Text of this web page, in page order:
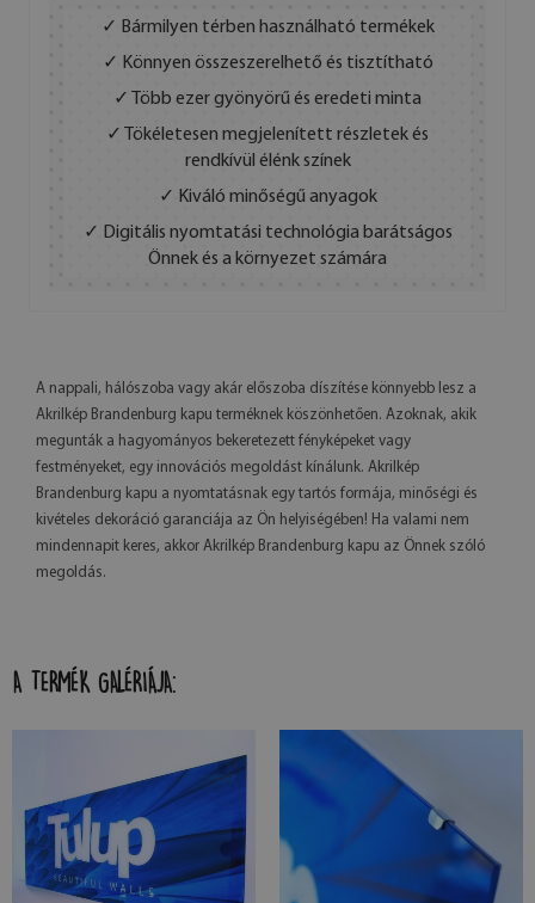
✓ Bármilyen térben használható termékek
✓ Könnyen összeszerelhető és tisztítható
✓ Több ezer gyönyörű és eredeti minta
✓ Tökéletesen megjelenített részletek és
rendkívül élénk színek
✓ Kiváló minőségű anyagok
✓ Digitális nyomtatási technológia barátságos
Önnek és a környezet számára
A nappali, hálószoba vagy akár előszoba díszítése könnyebb lesz a
Akrilkép Brandenburg kapu terméknek köszönhetően. Azoknak, akik
megunták a hagyományos bekeretezett fényképeket vagy
festményeket, egy innovációs megoldást kínálunk. Akrilkép
Brandenburg kapu a nyomtatásnak egy tartós formája, minőségi és
kivételes dekoráció garanciája az Ön helyiségében! Ha valami nem
mindennapit keres, akkor Akrilkép Brandenburg kapu az Önnek szóló
megoldás.
A TERMÉK GALÉRIÁJA: